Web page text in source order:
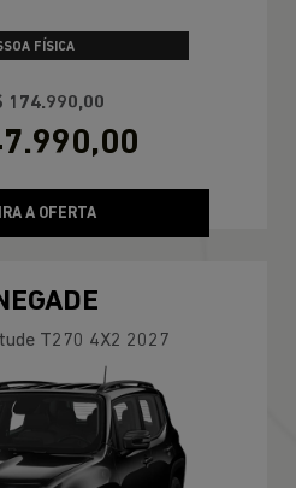
FÍSICA
174.990,00
A OFERTA
T270 4X2 2027